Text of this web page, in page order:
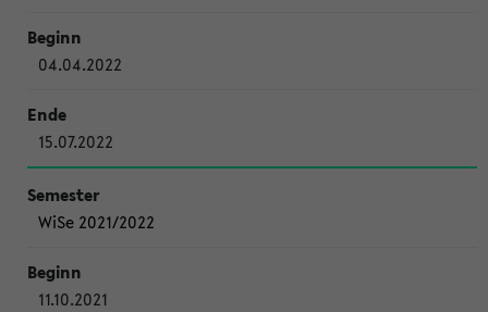
04.04.2022
15.07.2022
WiSe 2021/2022
11.10.2021